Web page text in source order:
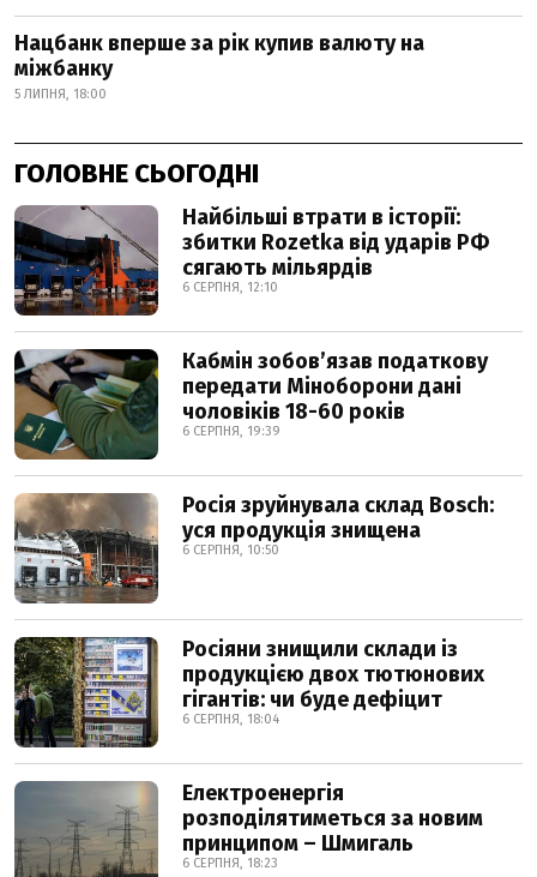
Нацбанк вперше за рік купив валюту на
міжбанку
5 ЛИПНЯ, 18:00
ГОЛОВНЕ СЬОГОДНІ
Найбільші втрати в історії:
збитки Rozetka від ударів РФ
сягають мільярдів
6 СЕРПНЯ, 12:10
Кабмін зобовʼязав податкову
передати Міноборони дані
чоловіків 18-60 років
6 СЕРПНЯ, 19:39
Росія зруйнувала склад Bosch:
уся продукція знищена
6 СЕРПНЯ, 10:50
Росіяни знищили склади із
продукцією двох тютюнових
гігантів: чи буде дефіцит
6 СЕРПНЯ, 18:04
Електроенергія
розподілятиметься за новим
принципом – Шмигаль
6 СЕРПНЯ, 18:23